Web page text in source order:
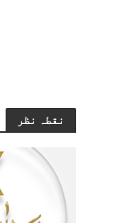
نقطہ نظر